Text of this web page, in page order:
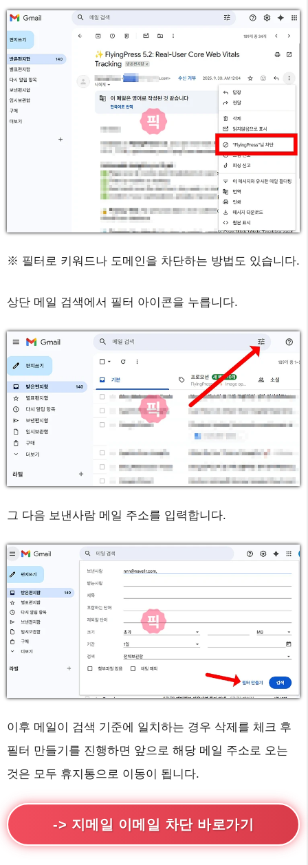
※ 필터로 키워드나 도메인을 차단하는 방법도 있습니다.
상단 메일 검색에서 필터 아이콘을 누릅니다.
그 다음 보낸사람 메일 주소를 입력합니다.
이후 메일이 검색 기준에 일치하는 경우 삭제를 체크 후
필터 만들기를 진행하면 앞으로 해당 메일 주소로 오는
것은 모두 휴지통으로 이동이 됩니다.
-> 지메일 이메일 차단 바로가기